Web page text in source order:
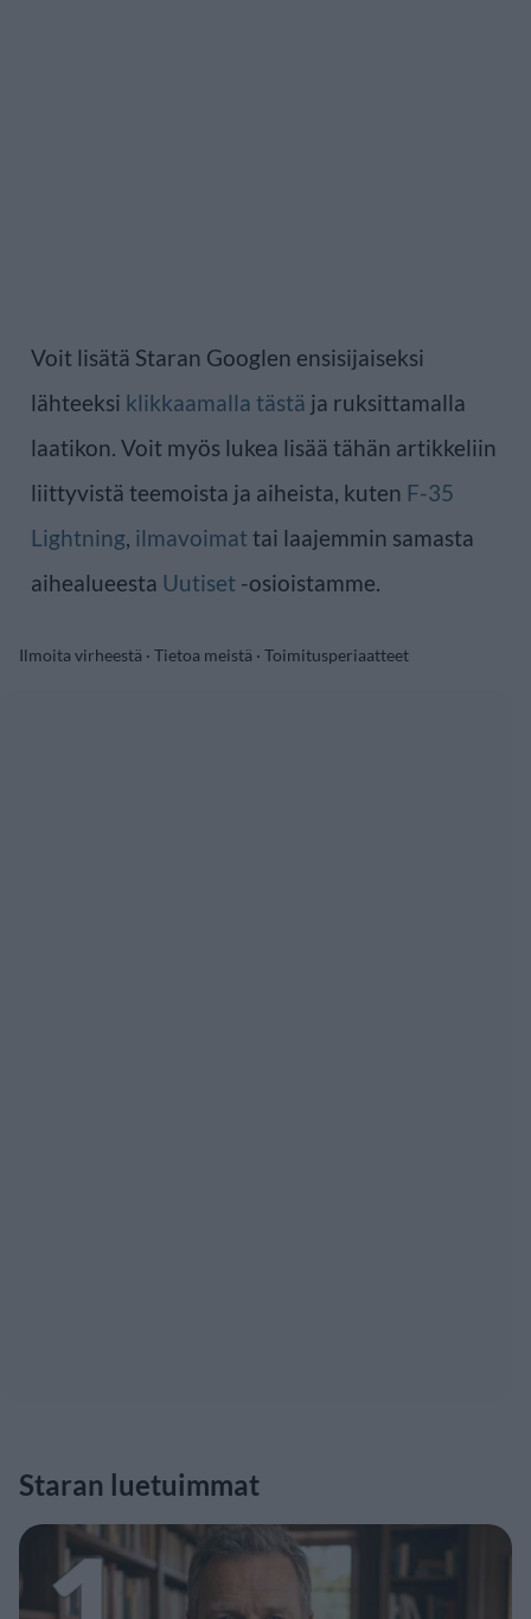
Voit lisätä Staran Googlen ensisijaiseksi
lähteeksi klikkaamalla tästä ja ruksittamalla
laatikon. Voit myös lukea lisää tähän artikkeliin
liittyvistä teemoista ja aiheista, kuten F-35
Lightning, ilmavoimattai laajemmin samasta
aihealueesta Uutiset -osioistamme.
Ilmoita virheestä · Tietoa meistä · Toimitusperiaatteet
Staran luetuimmat